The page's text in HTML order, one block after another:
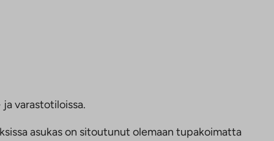
varastotiloissa.
asukas on sitoutunut olemaan tupakoimatta